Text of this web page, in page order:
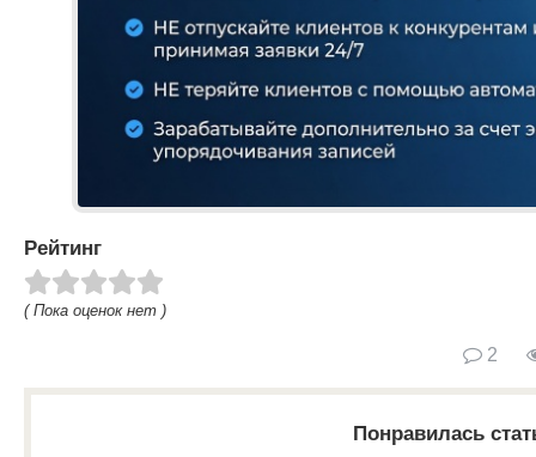
Рейтинг
( Пока оценок нет )
2
Понравилась